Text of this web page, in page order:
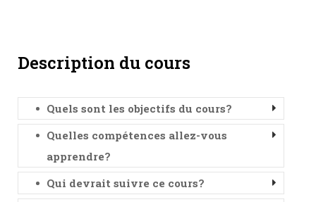
Description du cours
Quels sont les objectifs du cours?
Quelles compétences allez-vous
apprendre?
Qui devrait suivre ce cours?